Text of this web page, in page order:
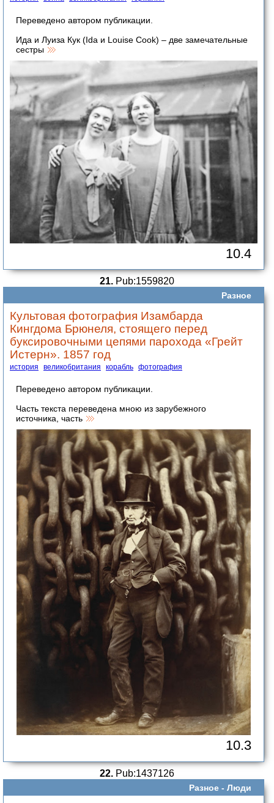
Переведено автором публикации.
Ида и Луиза Кук (Ida и Louise Cook) – две замечательные
сестры
10.4
21. Pub:1559820
Разное
Культовая фотография Изамбарда
Кингдома Брюнеля, стоящего перед
буксировочными цепями парохода «Грейт
Истерн». 1857 год
история великобритания корабль фотография
Переведено автором публикации.
Часть текста переведена мною из зарубежного
источника, часть
10.3
22. Pub:1437126
Разное - Люди